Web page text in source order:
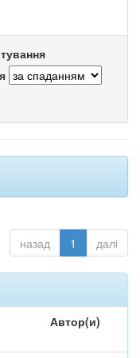
назад 1 далі
Автор(и)